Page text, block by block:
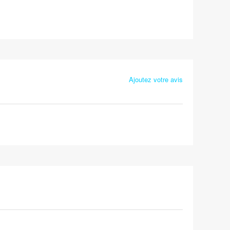
Ajoutez votre avis